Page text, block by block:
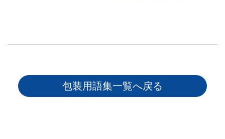
包装用語集一覧へ戻る